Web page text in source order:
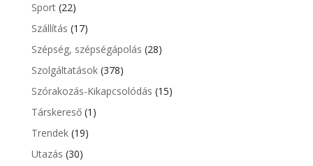
Sport(22)
Szállítás (17)
Szépség, szépségápolás (28)
Szolgáltatások(378)
Szórakozás-Kikapcsolódás (15)
Társkereső(1)
Trendek(19)
Utazás (30)